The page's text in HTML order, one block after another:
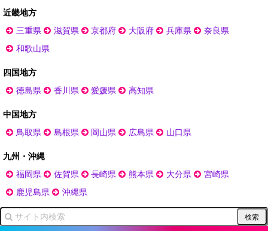
近畿地方
三重県
滋賀県 京都府 大阪府 兵庫県
奈良県
和歌山県
四国地方
徳島県
香川県 愛媛県 高知県
中国地方
鳥取県
島根県 岡山県 広島県 山口県
九州・沖縄
福岡県
佐賀県 長崎県 熊本県 大分県
宮崎県
鹿児島県
沖縄県